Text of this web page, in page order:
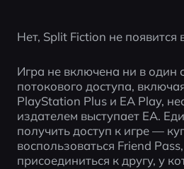
Нет, Split Fiction не появится
Игра не включена ни в один
потокового доступа,
PlayStation Plus и EA Play,
издателем выступает EA.
получить доступ к игре —
воспользоваться Friend
присоединиться к другу, у